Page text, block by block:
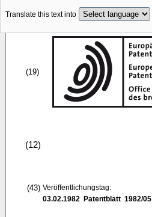
Translate this text into
(19)
(12)
(43) Veröffentlichungstag:
03.02.1982 Patentblatt 1982/05